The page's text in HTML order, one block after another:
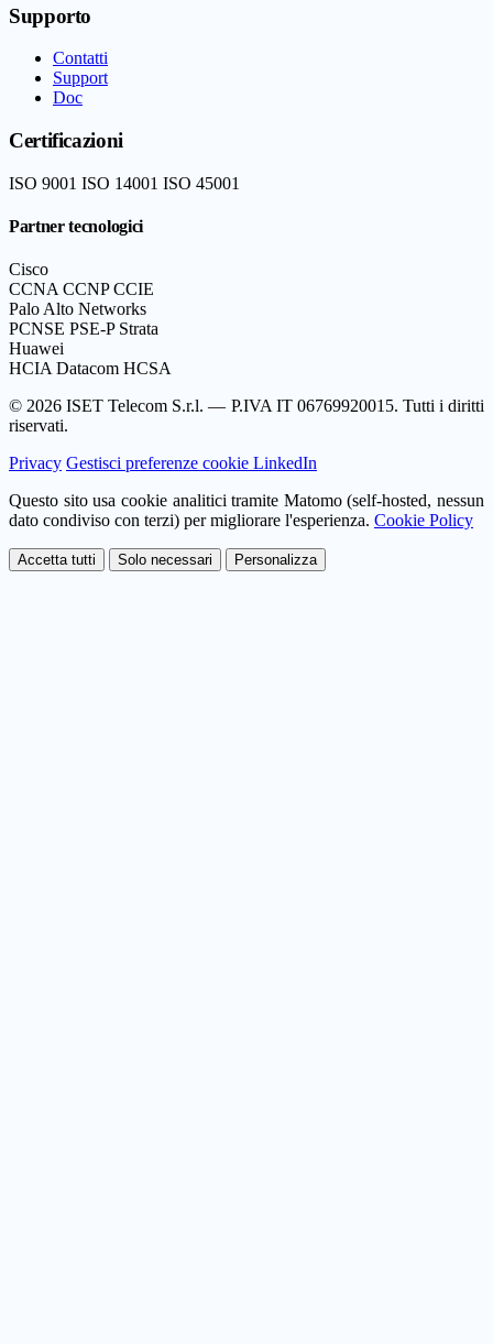
Supporto
Contatti
Support
Doc
Certificazioni
ISO 9001 ISO 14001 ISO 45001
Partner tecnologici
Cisco
CCNA CCNPCCIE
Palo Alto Networks
PCNSE PSE-P Strata
Huawei
HCIA Datacom HCSA
© 2026 ISET Telecom S.r.l. — P.IVA IT 06769920015. Tutti i diritti
riservati.
Privacy Gestisci preferenze cookie LinkedIn
Questo sito usa cookie analitici tramite Matomo (self-hosted, nessun
dato condiviso con terzi) per migliorare l'esperienza. Cookie Policy
Accetta tutti Solo necessari Personalizza